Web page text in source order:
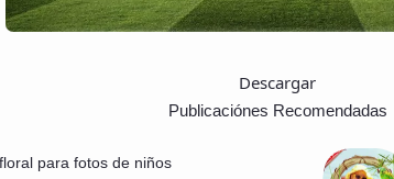
Descargar
Publicaciónes Recomendadas
para fotos de niños